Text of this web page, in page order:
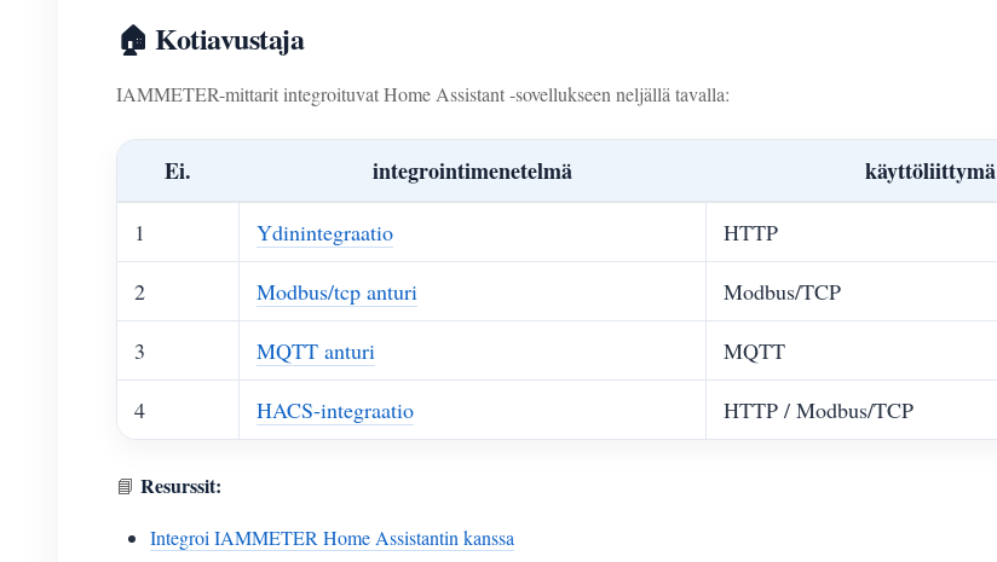
🏠 Kotiavustaja
IAMMETER-mittarit integroituvat Home Assistant -sovellukseen neljällä tavalla:
Ei. integrointimenetelmä käyttöliittymä
1 Ydinintegraatio HTTP
2 Modbus/tcp anturi Modbus/TCP
3 MQTT anturi MQTT
4 HACS-integraatio HTTP / Modbus/TCP
📘 Resurssit:
Integroi IAMMETER Home Assistantin kanssa